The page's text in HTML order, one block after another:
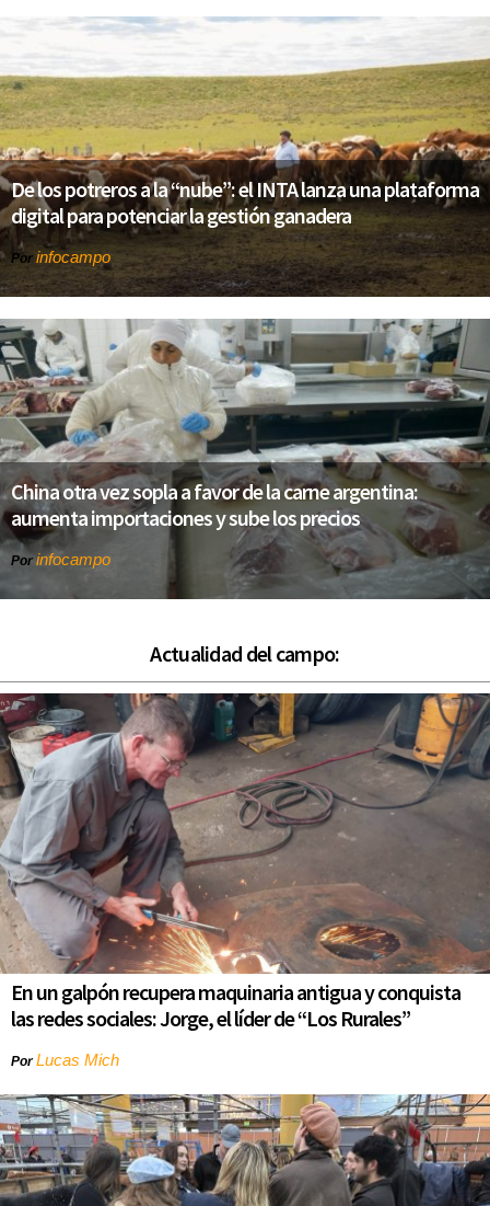
De los potreros a la “nube”: el INTA lanza una plataforma
digital para potenciar la gestión ganadera
Por infocampo
China otra vez sopla a favor de la carne argentina:
aumenta importaciones y sube los precios
Por infocampo
Actualidad del campo:
En un galpón recupera maquinaria antigua y conquista
las redes sociales: Jorge, el líder de “Los Rurales”
PorLucas Mich